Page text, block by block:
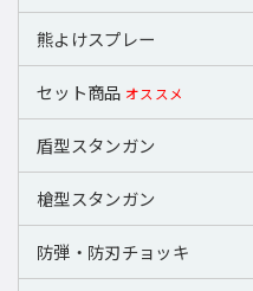
熊よけスプレー
セット商品 オススメ
盾型スタンガン
槍型スタンガン
防弾・防刃チョッキ